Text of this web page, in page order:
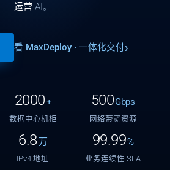
运营 AI。
看 MaxDeploy · 一体化交付
2000+
数据中心机柜
500Gbps
网络带宽资源
6.8 万
IPv4 地址
99.99%
业务连续性 SLA